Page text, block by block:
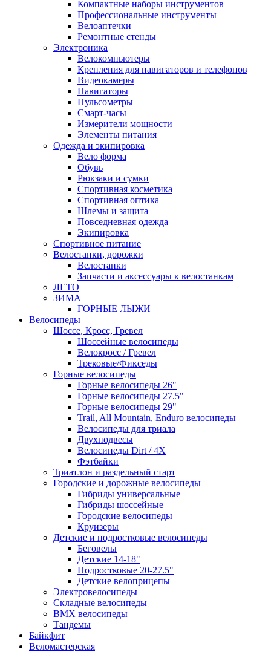
Компактные наборы инструментов
Профессиональные инструменты
Велоаптечки
Ремонтные стенды
Электроника
Велокомпьютеры
Крепления для навигаторов и телефонов
Видеокамеры
Навигаторы
Пульсометры
Смарт-часы
Измерители мощности
Элементы питания
Одежда и экипировка
Вело форма
Обувь
Рюкзаки и сумки
Спортивная косметика
Спортивная оптика
Шлемы и защита
Повседневная одежда
Экипировка
Спортивное питание
Велостанки, дорожки
Велостанки
Запчасти и аксессуары к велостанкам
ЛЕТО
ЗИМА
ГОРНЫЕ ЛЫЖИ
Велосипеды
Шоссе, Кросс, Гревел
Шоссейные велосипеды
Велокросс / Гревел
Трековые/Фикседы
Горные велосипеды
Горные велосипеды 26"
Горные велосипеды 27.5"
Горные велосипеды 29"
Trail, All Mountain, Enduro велосипеды
Велосипеды для триала
Двухподвесы
Велосипеды Dirt / 4X
Фэтбайки
Триатлон и раздельный старт
Городские и дорожные велосипеды
Гибриды универсальные
Гибриды шоссейные
Городские велосипеды
Круизеры
Детские и подростковые велосипеды
Беговелы
Детские 14-18"
Подростковые 20-27.5"
Детские велоприцепы
Электровелосипеды
Складные велосипеды
BMX велосипеды
Тандемы
Байкфит
Веломастерская